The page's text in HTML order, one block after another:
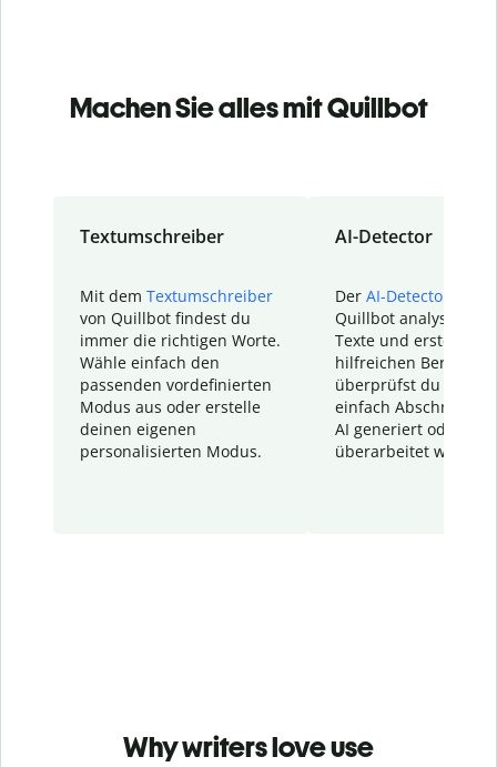
Machen Sie alles mit Quillbot
Textumschreiber
Mit dem Textumschreiber
von Quillbot findest du
immer die richtigen Worte.
Wähle einfach den
passenden vordefinierten
Modus aus oder erstelle
deinen eigenen
personalisierten Modus.
AI-Detector
Der AI-Detector
Quillbot analysiert
Texte und erstellt
hilfreichen Bericht.
überprüfst du
einfach Abschnitte,
AI generiert oder
überarbeitet wurden.
Why writers love use